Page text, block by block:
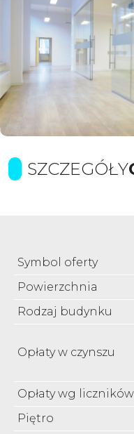
SZCZEGÓŁY
Symbol oferty
Powierzchnia
Rodzaj budynku
Opłaty w czynszu
Opłaty wg liczników
Piętro